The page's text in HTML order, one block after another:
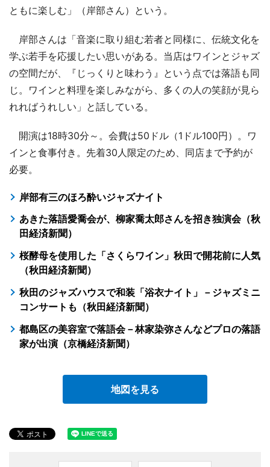
ともに楽しむ」（岸部さん）という。
岸部さんは「音楽に取り組む若者と同様に、伝統文化を
学ぶ若手を応援したい思いがある。当店はワインとジャズ
の空間だが、『じっくりと味わう』という点では落語も同
じ。ワインと料理を楽しみながら、多くの人の笑顔が見ら
れればうれしい」と話している。
開演は18時30分～。会費は50ドル（1ドル100円）。ワ
インと食事付き。先着30人限定のため、同店まで予約が
必要。
岸部有三のほろ酔いジャズナイト
あきた落語愛喬会が、柳家喬太郎さんを招き独演会（秋
田経済新聞）
桜酵母を使用した「さくらワイン」秋田で開花前に人気
（秋田経済新聞）
秋田のジャズハウスで和装「浴衣ナイト」－ジャズミニ
コンサートも（秋田経済新聞）
都島区の美容室で落語会－林家染弥さんなどプロの落語
家が出演（京橋経済新聞）
地図を見る